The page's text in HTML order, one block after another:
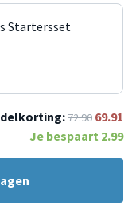
Startersset
72.90 69.91
Je bespaart 2.99